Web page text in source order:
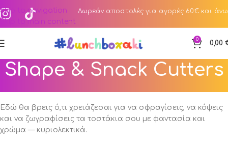
Skip to navigation
Skip to main content
Δωρεάν αποστολές για αγορές 60€ και άνω
0 0,00
Shape & Snack Cutters
Εδώ θα βρεις ό,τι χρειάζεσαι για να σφραγίσεις, να κόψεις
και να ζωγραφίσεις τα τοστάκια σου με φαντασία και
χρώμα — κυριολεκτικά.